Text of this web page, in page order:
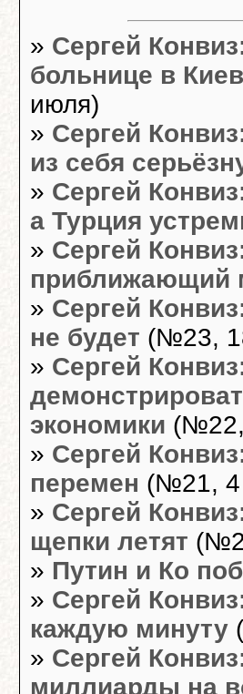
» Сергей
больнице в
июля)
» Сергей
из себя
» Сергей
а Турция
» Сергей
приближающий
» Сергей
не будет (№23,
» Сергей
экономики
» Сергей
перемен (№21, 4
» Сергей
щепки летят
» Путин и Ко
» Сергей
каждую минуту
» Сергей
миллиарды на